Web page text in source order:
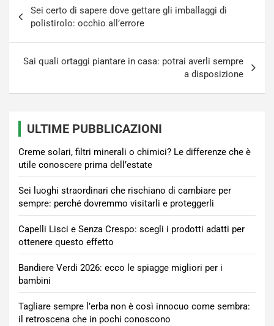
articoli
Sei certo di sapere dove gettare gli imballaggi di
polistirolo: occhio all’errore
Sai quali ortaggi piantare in casa: potrai averli sempre
a disposizione
ULTIME PUBBLICAZIONI
Creme solari, filtri minerali o chimici? Le differenze che è
utile conoscere prima dell’estate
Sei luoghi straordinari che rischiano di cambiare per
sempre: perché dovremmo visitarli e proteggerli
Capelli Lisci e Senza Crespo: scegli i prodotti adatti per
ottenere questo effetto
Bandiere Verdi 2026: ecco le spiagge migliori per i
bambini
Tagliare sempre l’erba non è così innocuo come sembra:
il retroscena che in pochi conoscono